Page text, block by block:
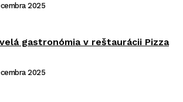
2025
gastronómia v reštaurácii Pizza
2025